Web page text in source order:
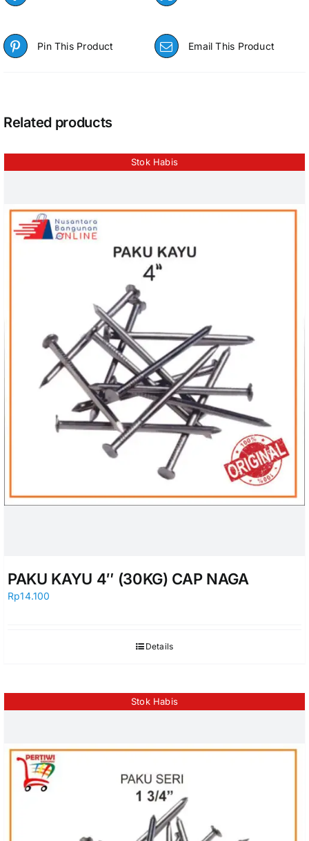
Pin This Product Email This Product
Related products
Stok Habis
PAKU KAYU 4″ (30KG) CAP NAGA
Rp14.100
Details
Stok Habis